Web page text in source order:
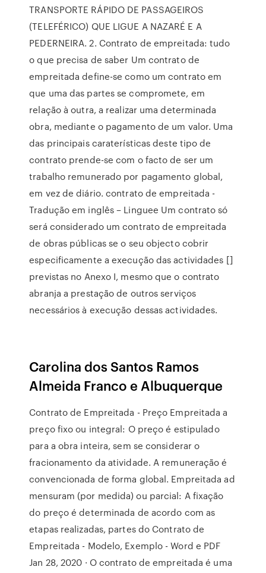
TRANSPORTE RÁPIDO DE PASSAGEIROS
(TELEFÉRICO) QUE LIGUE A NAZARÉ E A
PEDERNEIRA. 2. Contrato de empreitada: tudo
o que precisa de saber Um contrato de
empreitada define-se como um contrato em
que uma das partes se compromete, em
relação à outra, a realizar uma determinada
obra, mediante o pagamento de um valor. Uma
das principais caraterísticas deste tipo de
contrato prende-se com o facto de ser um
trabalho remunerado por pagamento global,
em vez de diário. contrato de empreitada -
Tradução em inglês – Linguee Um contrato só
será considerado um contrato de empreitada
de obras públicas se o seu objecto cobrir
especificamente a execução das actividades []
previstas no Anexo I, mesmo que o contrato
abranja a prestação de outros serviços
necessários à execução dessas actividades.
Carolina dos Santos Ramos
Almeida Franco e Albuquerque
Contrato de Empreitada - Preço Empreitada a
preço fixo ou integral: O preço é estipulado
para a obra inteira, sem se considerar o
fracionamento da atividade. A remuneração é
convencionada de forma global. Empreitada ad
mensuram (por medida) ou parcial: A fixação
do preço é determinada de acordo com as
etapas realizadas, partes do Contrato de
Empreitada - Modelo, Exemplo - Word e PDF
Jan 28, 2020 · O contrato de empreitada é uma